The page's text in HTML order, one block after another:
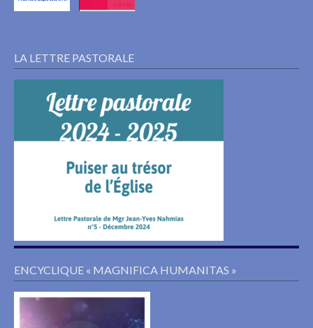
LA LETTRE PASTORALE
ENCYCLIQUE « MAGNIFICA HUMANITAS »